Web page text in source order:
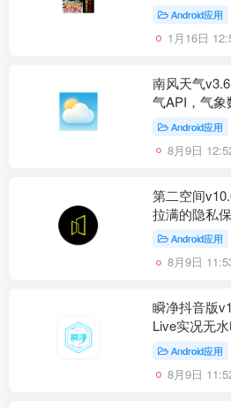
Android应用
1月16日
南风天气
气API，气
Android应用
8月9日
第二空间
拉满的隐私
Android应用
8月9日
瞬净抖音版
Live实况无
Android应用
8月9日